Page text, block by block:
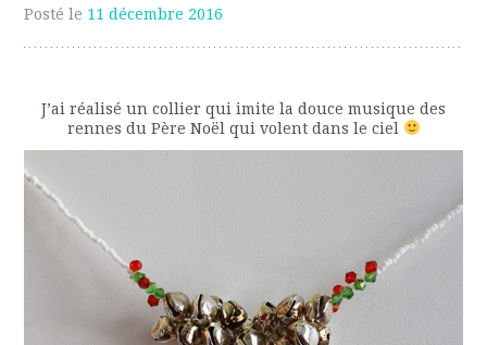
Posté le 11 décembre 2016
J’ai réalisé un collier qui imite la douce musique des
rennes du Père Noël qui volent dans le ciel